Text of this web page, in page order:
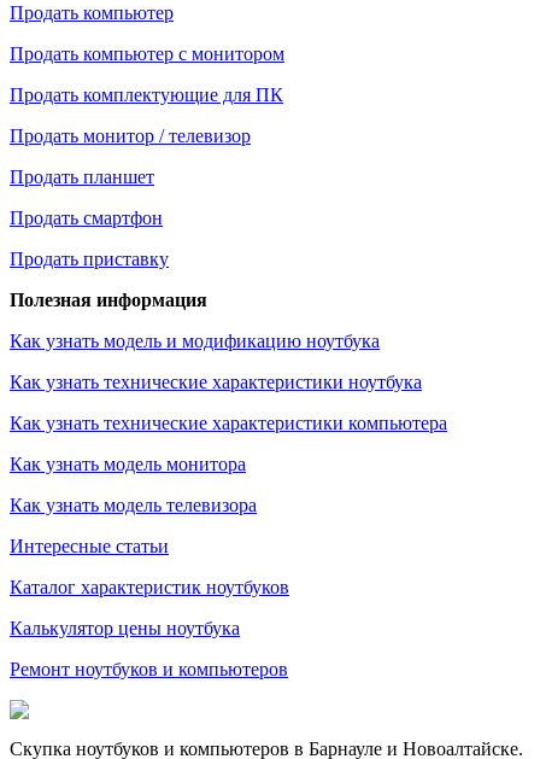
Продать компьютер
Продать компьютер с монитором
Продать комплектующие для ПК
Продать монитор / телевизор
Продать планшет
Продать смартфон
Продать приставку
Полезная информация
Как узнать модель и модификацию ноутбука
Как узнать технические характеристики ноутбука
Как узнать технические характеристики компьютера
Как узнать модель монитора
Как узнать модель телевизора
Интересные статьи
Каталог характеристик ноутбуков
Калькулятор цены ноутбука
Ремонт ноутбуков и компьютеров
Скупка ноутбуков и компьютеров в Барнауле и Новоалтайске.